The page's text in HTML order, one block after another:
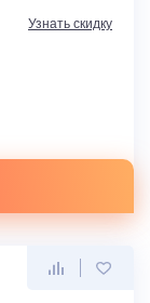
Узнать скидку